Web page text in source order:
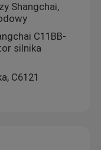
Shangchai,
C11BB-
silnika
C6121